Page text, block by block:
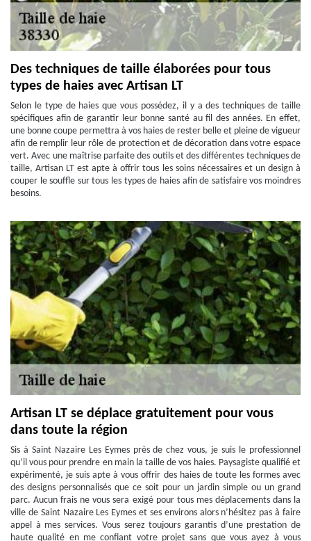
Des techniques de taille élaborées pour tous
types de haies avec Artisan LT
Selon le type de haies que vous possédez, il y a des techniques de taille
spécifiques afin de garantir leur bonne santé au fil des années. En effet,
une bonne coupe permettra à vos haies de rester belle et pleine de vigueur
afin de remplir leur rôle de protection et de décoration dans votre espace
vert. Avec une maîtrise parfaite des outils et des différentes techniques de
taille, Artisan LT est apte à offrir tous les soins nécessaires et un design à
couper le souffle sur tous les types de haies afin de satisfaire vos moindres
besoins.
Artisan LT se déplace gratuitement pour vous
dans toute la région
Sis à Saint Nazaire Les Eymes près de chez vous, je suis le professionnel
qu’il vous pour prendre en main la taille de vos haies. Paysagiste qualifié et
expérimenté, je suis apte à vous offrir des haies de toute les formes avec
des designs personnalisés que ce soit pour un jardin simple ou un grand
parc. Aucun frais ne vous sera exigé pour tous mes déplacements dans la
ville de Saint Nazaire Les Eymes et ses environs alors n’hésitez pas à faire
appel à mes services. Vous serez toujours garantis d’une prestation de
haute qualité en me confiant votre projet sans que vous ayez à vous